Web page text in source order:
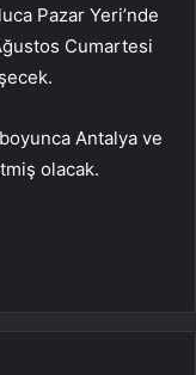
Pazar Yeri’nde
Cumartesi
Antalya ve
olacak.